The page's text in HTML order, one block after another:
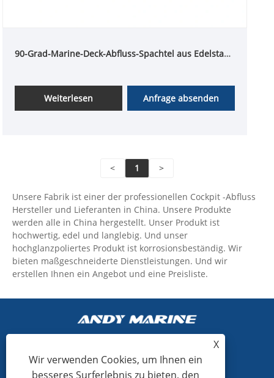
90-Grad-Marine-Deck-Abfluss-Spachtel aus Edelstahl
Weiterlesen Anfrage absenden
< 1 >
Unsere Fabrik ist einer der professionellen Cockpit -Abfluss
Hersteller und Lieferanten in China. Unsere Produkte
werden alle in China hergestellt. Unser Produkt ist
hochwertig, edel und langlebig. Und unser
hochglanzpoliertes Produkt ist korrosionsbeständig. Wir
bieten maßgeschneiderte Dienstleistungen. Und wir
erstellen Ihnen ein Angebot und eine Preisliste.
+86-15865772126
X
Wir verwenden Cookies, um Ihnen ein
besseres Surferlebnis zu bieten, den